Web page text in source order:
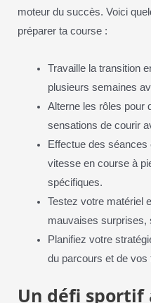
moteur du succès. Voici
préparer ta course :
Travaille la transition
plusieurs semaines
Alterne les rôles pour
sensations de courir
Effectue des
vitesse en course à
spécifiques.
Testez votre matériel
mauvaises surprises,
Planifiez votre
du parcours et de
Un défi sportif